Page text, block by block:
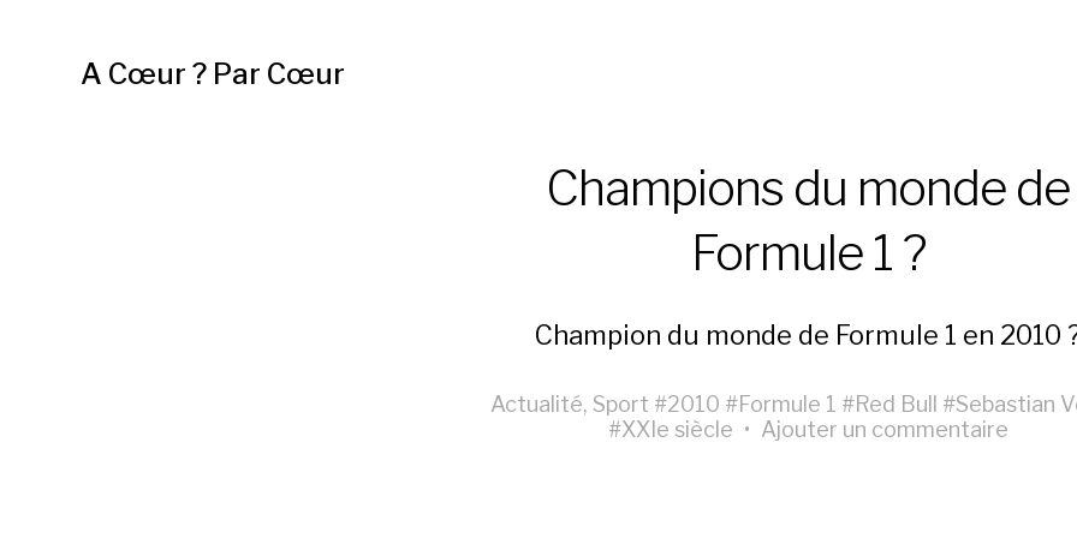
A Cœur ? Par Cœur
Champions du monde de
Formule 1 ?
Champion du monde de Formule 1 en 2010
Actualité, Sport #2010 #Formule 1 #Red Bull #Sebastian
#XXIe siècle • Ajouter un commentaire